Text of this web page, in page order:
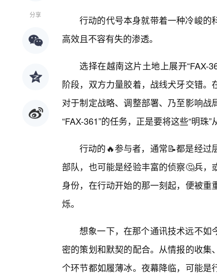
分享
行动的代号本身就带着一种冷峻的
高效且不容有失的渗透。
选择在越南这片土地上展开“FAX-
阶段，双方力量胶着，战线犬牙交错
对于制定战略、调整部署、乃至影响
“FAX-361”的任务，正是要将这些“明珠
行动的🔥参与者，通常📝都是经过
部队，也可能是经验丰富的侦察🤔兵
身份，在行动开始的那一刻起，便被
烁。
想象一下，在那个通讯技术远不如
密的策划和默契的配合。从情报的收
个环节都如履薄冰。夜幕降临，可能